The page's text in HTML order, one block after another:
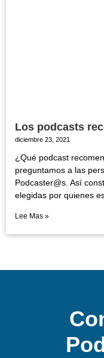
Los podcasts
diciembre 23, 2021
¿Qué podcast
preguntamos a las
Podcaster@s. Así
elegidas por quienes
Lee Mas »